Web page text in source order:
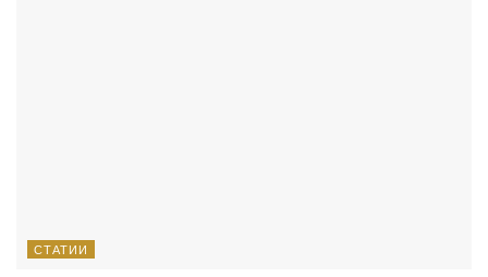
СТАТИИ